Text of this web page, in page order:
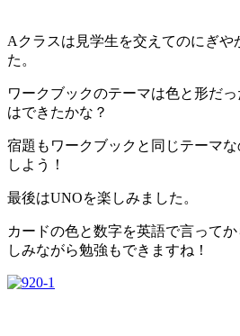
Aクラスは見学生を交えてのにぎや
た。
ワークブックのテーマは色と形だ
はできたかな？
宿題もワークブックと同じテーマ
しよう！
最後はUNOを楽しみました。
カードの色と数字を英語で言って
しみながら勉強もできますね！